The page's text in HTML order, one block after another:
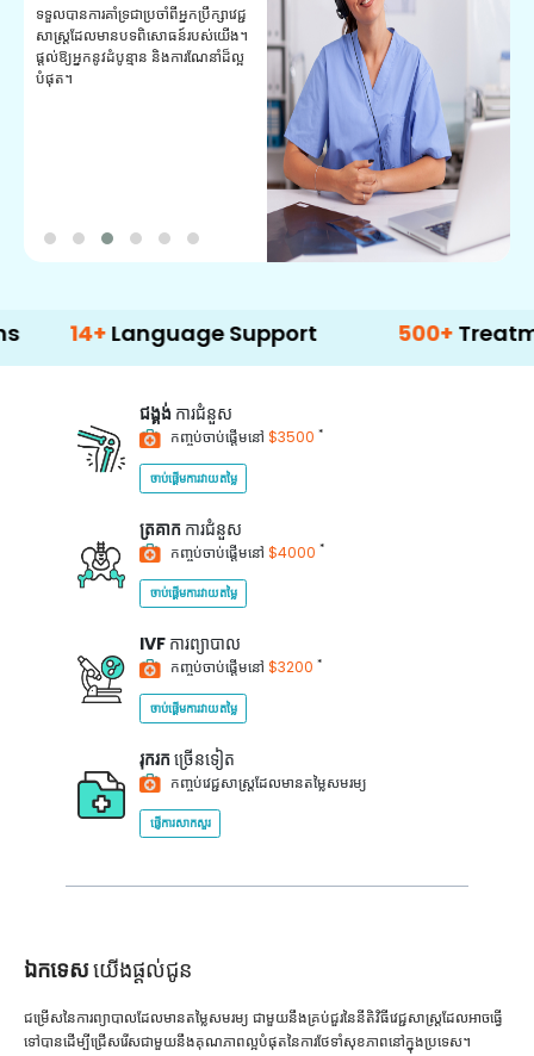
ទទួលបានការគាំទ្រជាប្រចាំពីអ្នកប្រឹក្សាវេជ្ជ
សាស្ត្រដែលមានបទពិសោធន៍របស់យើង។
ផ្តល់ឱ្យអ្នកនូវដំបូន្មាន និងការណែនាំដ៏ល្អ
បំផុត។
Language Support 500+ Treatment
ជង្គង់ ការជំនួស
កញ្ចប់ចាប់ផ្តើមនៅ $3500 *
ចាប់ផ្តើមការវាយតម្លៃ
ត្រគាក ការជំនួស
កញ្ចប់ចាប់ផ្តើមនៅ $4000 *
ចាប់ផ្តើមការវាយតម្លៃ
IVF ការព្យាបាល
កញ្ចប់ចាប់ផ្តើមនៅ $3200 *
ចាប់ផ្តើមការវាយតម្លៃ
រុករក ច្រើនទៀត
កញ្ចប់វេជ្ជសាស្ត្រដែលមានតម្លៃសមរម្យ
ផ្ញើការសាកសួរ
ឯកទេសយើងផ្តល់ជូន
ជម្រើសនៃការព្យាបាលដែលមានតម្លៃសមរម្យ ជាមួយនឹងគ្រប់ជួរនៃនីតិវិធីវេជ្ជសាស្រ្តដែលអាចធ្វើ
ទៅបានដើម្បីជ្រើសរើសជាមួយនឹងគុណភាពល្អបំផុតនៃការថែទាំសុខភាពនៅក្នុងប្រទេស។